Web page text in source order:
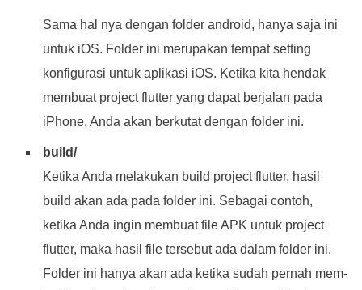
Sama hal nya dengan folder android, hanya saja ini
untuk iOS. Folder ini merupakan tempat setting
konfigurasi untuk aplikasi iOS. Ketika kita hendak
membuat project flutter yang dapat berjalan pada
iPhone, Anda akan berkutat dengan folder ini.
build/
Ketika Anda melakukan build project flutter, hasil
build akan ada pada folder ini. Sebagai contoh,
ketika Anda ingin membuat file APK untuk project
flutter, maka hasil file tersebut ada dalam folder ini.
Folder ini hanya akan ada ketika sudah pernah mem-